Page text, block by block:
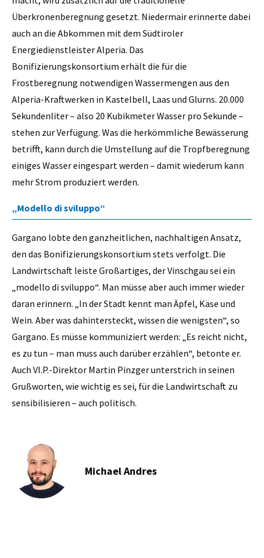
Überkronenberegnung gesetzt. Niedermair erinnerte dabei
auch an die Abkommen mit dem Südtiroler
Energiedienstleister Alperia. Das
Bonifizierungskonsortium erhält die für die
Frostberegnung notwendigen Wassermengen aus den
Alperia-Kraftwerken in Kastelbell, Laas und Glurns. 20.000
Sekundenliter – also 20 Kubikmeter Wasser pro Sekunde –
stehen zur Verfügung. Was die herkömmliche Bewässerung
betrifft, kann durch die Umstellung auf die Tropfberegnung
einiges Wasser eingespart werden – damit wiederum kann
mehr Strom produziert werden.
„Modello di sviluppo“
Gargano lobte den ganzheitlichen, nachhaltigen Ansatz,
den das Bonifizierungskonsortium stets verfolgt. Die
Landwirtschaft leiste Großartiges, der Vinschgau sei ein
„modello di sviluppo“. Man müsse aber auch immer wieder
daran erinnern. „In der Stadt kennt man Äpfel, Käse und
Wein. Aber was dahintersteckt, wissen die wenigsten“, so
Gargano. Es müsse kommuniziert werden: „Es reicht nicht,
es zu tun – man muss auch darüber erzählen“, betonte er.
Auch VI.P.-Direktor Martin Pinzger unterstrich in seinen
Grußworten, wie wichtig es sei, für die Landwirtschaft zu
sensibilisieren – auch politisch.
Michael Andres